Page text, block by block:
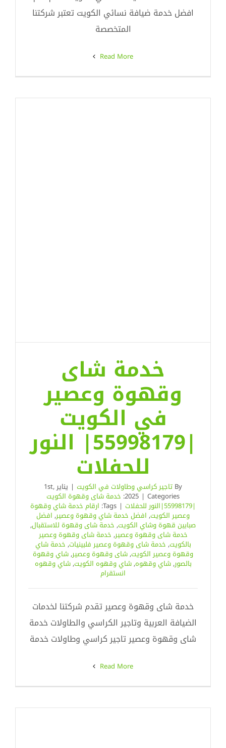
افضل خدمة ضيافة نسائي الكويت تعتبر شركتنا
المتخصصة
Read More
خدمة شاى
وقهوة وعصير
في الكويت
|55998179| النور
للحفلات
By تاجير كراسي وطاولات في الكويت | يناير 1st,
2025 | Categories: خدمة شاى وقهوة الكويت
|55998179|النور للحفلات |
Tags: ارقام خدمة شاي وقهوة
وعصير الكويت, افضل خدمة شاي وقهوة وعصير, افضل
صبابين قهوة وشاي الكويت, خدمة شاى وقهوة للاستقبال,
خدمة شاى وقهوة وعصير, خدمة شاى وقهوة وعصير
بالكويت, خدمة شاى وقهوة وعصير فلبينيات, خدمة شاي
وقهوة وعصير الكويت,شاى وقهوة وعصير,شاي وقهوة
بالصور,شاي وقهوه,شاي وقهوه الكويت,شاي وقهوه
انستقرام
خدمة شاى وقهوة وعصير تقدم شركتنا لخدمات
الضيافة العربية وتاجير الكراسي والطاولات خدمة
شاى وقهوة وعصير تاجير كراسي وطاولات خدمة
Read More